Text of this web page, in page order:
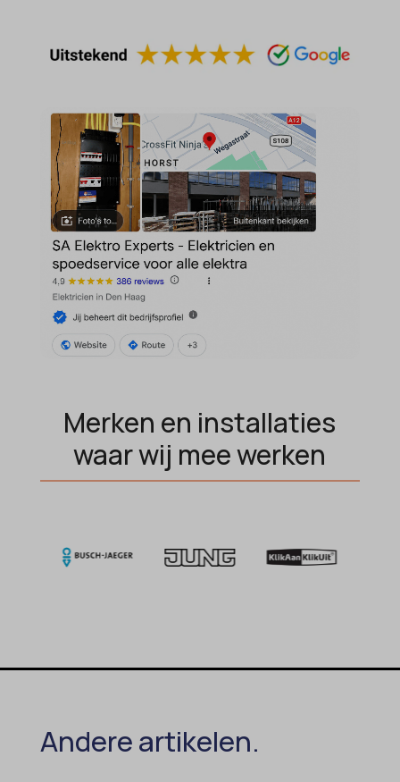
Merken en installaties
waar wij mee werken
Andere artikelen.
MicrosoftApplicationsTelemetryFirstLaunchTime
perf_*
popupShow
SameSite
sensorsdata2015jssdkcross
snconsent
ssm_au_c
tarteaucitron
termsfeed_pc1_consent